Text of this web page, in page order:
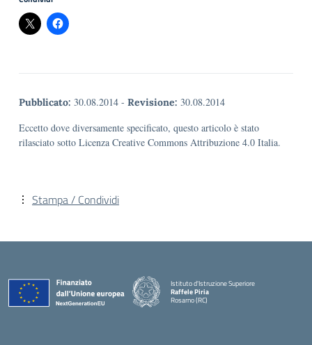
Pubblicato: 30.08.2014 - Revisione: 30.08.2014
Eccetto dove diversamente specificato, questo articolo è stato
rilasciato sotto Licenza Creative Commons Attribuzione 4.0 Italia.
Stampa / Condividi
Istituto d'Istruzione Superiore
Raffele Piria
Rosarno (RC)